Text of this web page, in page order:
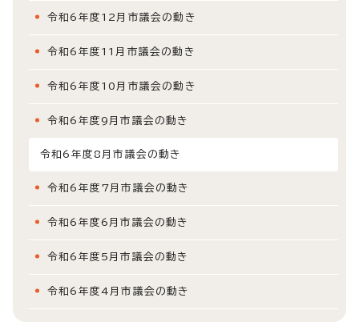
令和6年度12月市議会の動き
令和6年度11月市議会の動き
令和6年度10月市議会の動き
令和6年度9月市議会の動き
令和6年度8月市議会の動き
令和6年度7月市議会の動き
令和6年度6月市議会の動き
令和6年度5月市議会の動き
令和6年度4月市議会の動き